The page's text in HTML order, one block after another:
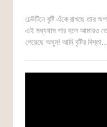
ঢেউটিনে বৃষ্টি এঁকে রাখছে তার
এই মধ্যযাম পার হলে আমারও তো
পেয়েছে অঘুম! আমি বৃষ্টির বিস্তা...